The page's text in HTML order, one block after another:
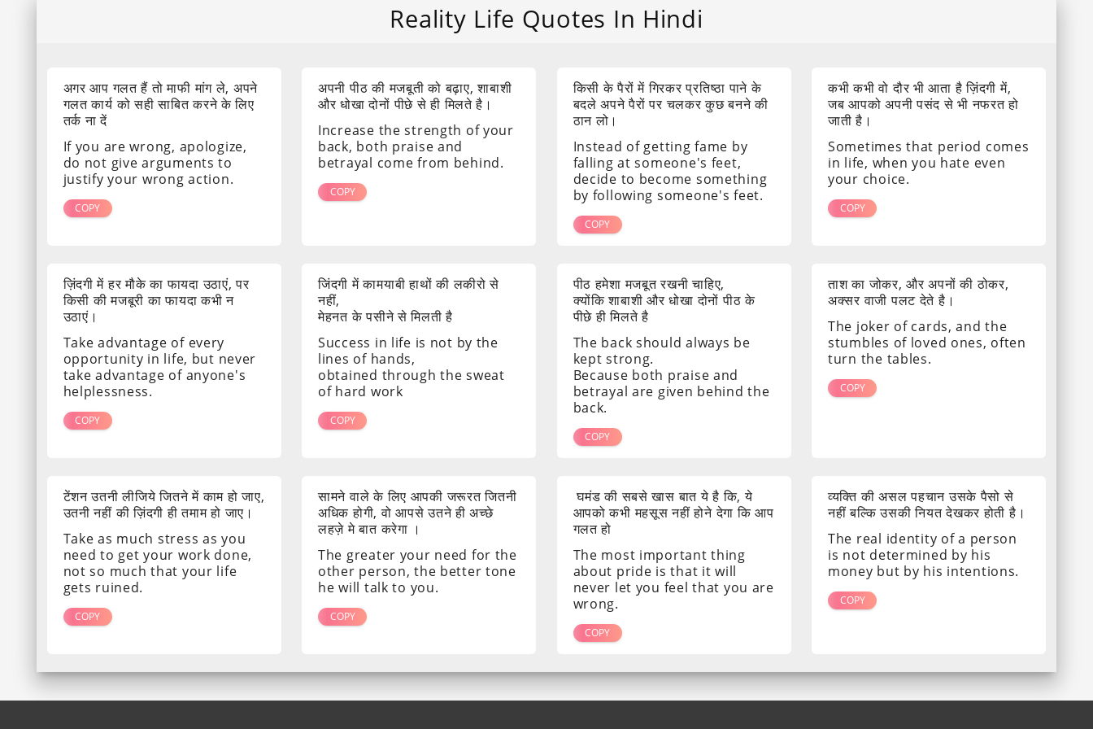
Reality Life Quotes In Hindi
अगर आप गलत हैं तो माफी मांग ले, अपने
गलत कार्य को सही साबित करने के लिए
तर्क ना दें
If you are wrong, apologize,
do not give arguments to
justify your wrong action.
COPY
अपनी पीठ की मजबूती को बढ़ाए, शाबाशी
और धोखा दोनों पीछे से ही मिलते है।
Increase the strength of your
back, both praise and
betrayal come from behind.
COPY
किसी के पैरों में गिरकर प्रतिष्ठा पाने के
बदले अपने पैरों पर चलकर कुछ बनने की
ठान लो।
Instead of getting fame by
falling at someone's feet,
decide to become something
by following someone's feet.
COPY
कभी कभी वो दौर भी आता है ज़िंदगी में,
जब आपको अपनी पसंद से भी नफरत हो
जाती है।
Sometimes that period comes
in life, when you hate even
your choice.
COPY
ज़िंदगी में हर मौके का फायदा उठाएं, पर
किसी की मजबूरी का फायदा कभी न
उठाएं।
Take advantage of every
opportunity in life, but never
take advantage of anyone's
helplessness.
COPY
जिंदगी में कामयाबी हाथों की लकीरो से
नहीं,
मेहनत के पसीने से मिलती है
Success in life is not by the
lines of hands,
obtained through the sweat
of hard work
COPY
पीठ हमेशा मजबूत रखनी चाहिए,
क्योंकि शाबाशी और धोखा दोनों पीठ के
पीछे ही मिलते है
The back should always be
kept strong.
Because both praise and
betrayal are given behind the
back.
COPY
ताश का जोकर, और अपनों की ठोकर,
अक्सर वाजी पलट देते है।
The joker of cards, and the
stumbles of loved ones, often
turn the tables.
COPY
टेंशन उतनी लीजिये जितने में काम हो जाए,
उतनी नहीं की ज़िंदगी ही तमाम हो जाए।
Take as much stress as you
need to get your work done,
not so much that your life
gets ruined.
COPY
सामने वाले के लिए आपकी जरूरत जितनी
अधिक होगी, वो आपसे उतने ही अच्छे
लहज़े मे बात करेगा ।
The greater your need for the
other person, the better tone
he will talk to you.
COPY
घमंड की सबसे खास बात ये है कि, ये
आपको कभी महसूस नहीं होने देगा कि आप
गलत हो
The most important thing
about pride is that it will
never let you feel that you are
wrong.
COPY
व्यक्ति की असल पहचान उसके पैसो से
नहीं बल्कि उसकी नियत देखकर होती है।
The real identity of a person
is not determined by his
money but by his intentions.
COPY